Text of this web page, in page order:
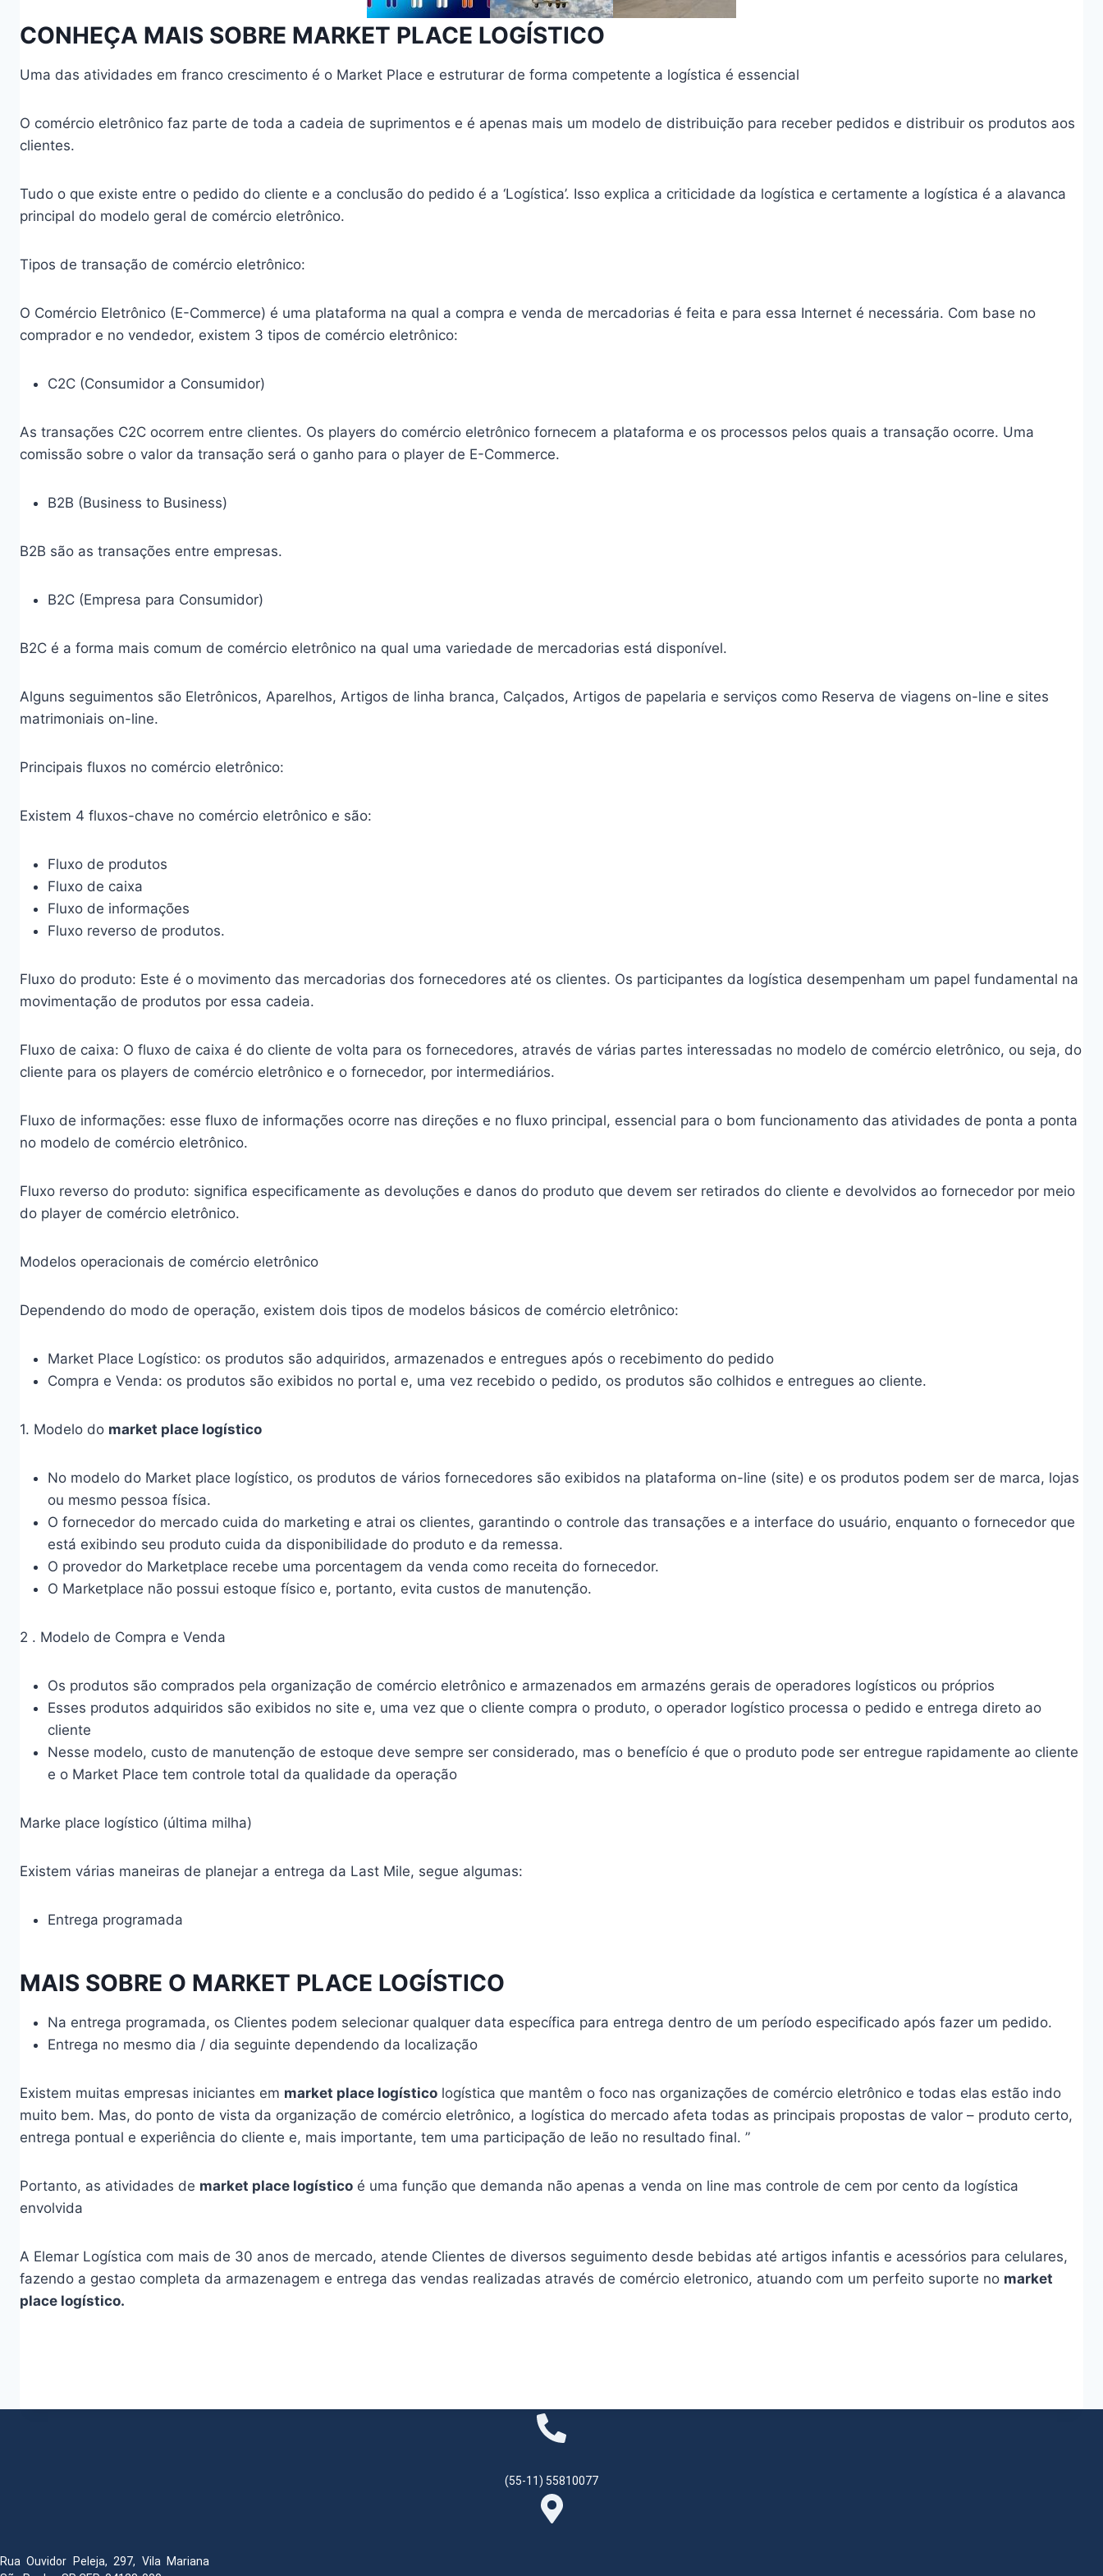
CONHEÇA MAIS SOBRE MARKET PLACE LOGÍSTICO
Uma das atividades em franco crescimento é o Market Place e estruturar de forma competente a logística é essencial
O comércio eletrônico faz parte de toda a cadeia de suprimentos e é apenas mais um modelo de distribuição para receber pedidos e distribuir os produtos aos
clientes.
Tudo o que existe entre o pedido do cliente e a conclusão do pedido é a ‘Logística’. Isso explica a criticidade da logística e certamente a logística é a alavanca
principal do modelo geral de comércio eletrônico.
Tipos de transação de comércio eletrônico:
O Comércio Eletrônico (E-Commerce) é uma plataforma na qual a compra e venda de mercadorias é feita e para essa Internet é necessária. Com base no
comprador e no vendedor, existem 3 tipos de comércio eletrônico:
C2C (Consumidor a Consumidor)
As transações C2C ocorrem entre clientes. Os players do comércio eletrônico fornecem a plataforma e os processos pelos quais a transação ocorre. Uma
comissão sobre o valor da transação será o ganho para o player de E-Commerce.
B2B (Business to Business)
B2B são as transações entre empresas.
B2C (Empresa para Consumidor)
B2C é a forma mais comum de comércio eletrônico na qual uma variedade de mercadorias está disponível.
Alguns seguimentos são Eletrônicos, Aparelhos, Artigos de linha branca, Calçados, Artigos de papelaria e serviços como Reserva de viagens on-line e sites
matrimoniais on-line.
Principais fluxos no comércio eletrônico:
Existem 4 fluxos-chave no comércio eletrônico e são:
Fluxo de produtos
Fluxo de caixa
Fluxo de informações
Fluxo reverso de produtos.
Fluxo do produto: Este é o movimento das mercadorias dos fornecedores até os clientes. Os participantes da logística desempenham um papel fundamental na
movimentação de produtos por essa cadeia.
Fluxo de caixa: O fluxo de caixa é do cliente de volta para os fornecedores, através de várias partes interessadas no modelo de comércio eletrônico, ou seja, do
cliente para os players de comércio eletrônico e o fornecedor, por intermediários.
Fluxo de informações: esse fluxo de informações ocorre nas direções e no fluxo principal, essencial para o bom funcionamento das atividades de ponta a ponta
no modelo de comércio eletrônico.
Fluxo reverso do produto: significa especificamente as devoluções e danos do produto que devem ser retirados do cliente e devolvidos ao fornecedor por meio
do player de comércio eletrônico.
Modelos operacionais de comércio eletrônico
Dependendo do modo de operação, existem dois tipos de modelos básicos de comércio eletrônico:
Market Place Logístico: os produtos são adquiridos, armazenados e entregues após o recebimento do pedido
Compra e Venda: os produtos são exibidos no portal e, uma vez recebido o pedido, os produtos são colhidos e entregues ao cliente.
1. Modelo do market place logístico
No modelo do Market place logístico, os produtos de vários fornecedores são exibidos na plataforma on-line (site) e os produtos podem ser de marca, lojas
ou mesmo pessoa física.
O fornecedor do mercado cuida do marketing e atrai os clientes, garantindo o controle das transações e a interface do usuário, enquanto o fornecedor que
está exibindo seu produto cuida da disponibilidade do produto e da remessa.
O provedor do Marketplace recebe uma porcentagem da venda como receita do fornecedor.
O Marketplace não possui estoque físico e, portanto, evita custos de manutenção.
2 . Modelo de Compra e Venda
Os produtos são comprados pela organização de comércio eletrônico e armazenados em armazéns gerais de operadores logísticos ou próprios
Esses produtos adquiridos são exibidos no site e, uma vez que o cliente compra o produto, o operador logístico processa o pedido e entrega direto ao
cliente
Nesse modelo, custo de manutenção de estoque deve sempre ser considerado, mas o benefício é que o produto pode ser entregue rapidamente ao cliente
e o Market Place tem controle total da qualidade da operação
Marke place logístico (última milha)
Existem várias maneiras de planejar a entrega da Last Mile, segue algumas:
Entrega programada
MAIS SOBRE O MARKET PLACE LOGÍSTICO
Na entrega programada, os Clientes podem selecionar qualquer data específica para entrega dentro de um período especificado após fazer um pedido.
Entrega no mesmo dia / dia seguinte dependendo da localização
Existem muitas empresas iniciantes em market place logístico logística que mantêm o foco nas organizações de comércio eletrônico e todas elas estão indo
muito bem. Mas, do ponto de vista da organização de comércio eletrônico, a logística do mercado afeta todas as principais propostas de valor – produto certo,
entrega pontual e experiência do cliente e, mais importante, tem uma participação de leão no resultado final. ”
Portanto, as atividades de market place logístico é uma função que demanda não apenas a venda on line mas controle de cem por cento da logística
envolvida
A Elemar Logística com mais de 30 anos de mercado, atende Clientes de diversos seguimento desde bebidas até artigos infantis e acessórios para celulares,
fazendo a gestao completa da armazenagem e entrega das vendas realizadas através de comércio eletronico, atuando com um perfeito suporte no market
place logístico.
(55-11) 55810077
Rua Ouvidor Peleja, 297, Vila Mariana